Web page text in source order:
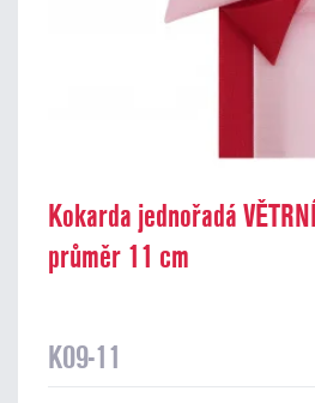
Kokarda jednořadá
průměr 11 cm
K09-11